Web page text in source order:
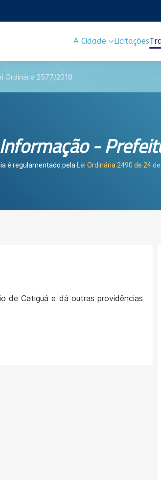
A Cidade Licitações
Ordinária 2577/2018
-
é regulamentado pela Lei Ordinária 2490 de 24
de Catiguá e dá outras providências